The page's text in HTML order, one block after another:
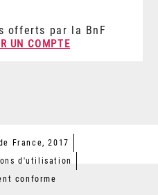
offerts par la BnF
UN COMPTE
France, 2017
d'utilisation
conforme